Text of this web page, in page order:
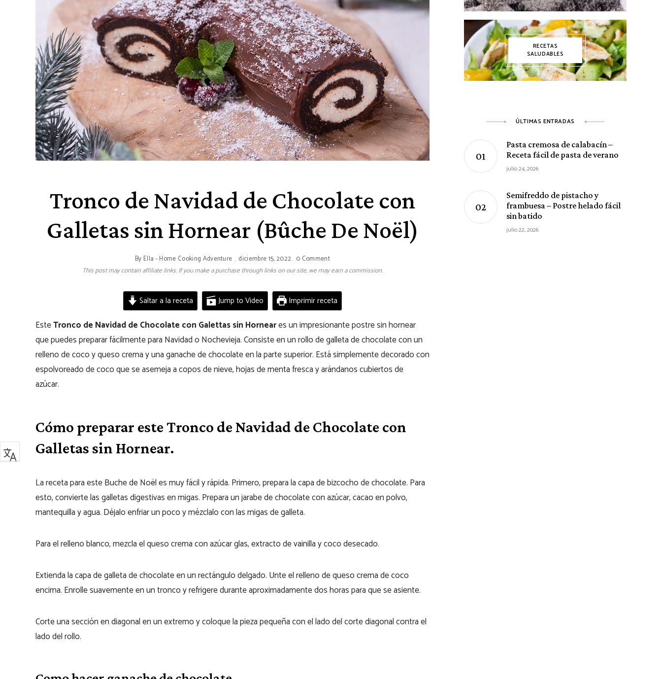
Tronco de Navidad de Chocolate con
Galletas sin Hornear (Bûche De Noël)
By Ella - Home Cooking Adventure diciembre 15, 2022 0 Comment
This post may contain affiliate links. If you make a purchase through links on our site, we may earn a commission.
Saltar a la receta Jump to Video Imprimir receta
EsteTronco de Navidad de Chocolate con Galettas sin Horneares un impresionante postre sin hornear
que puedes preparar fácilmente para Navidad o Nochevieja. Consiste en un rollo de galleta de chocolate con un
relleno de coco y queso crema y una ganache de chocolate en la parte superior. Está simplemente decorado con
espolvoreado de coco que se asemeja a copos de nieve, hojas de menta fresca y arándanos cubiertos de
azúcar.
Cómo preparar este Tronco de Navidad de Chocolate con
Galletas sin Hornear.
La receta para este Buche de Noël es muy fácil y rápida. Primero, prepara la capa de bizcocho de chocolate. Para
esto, convierte las galletas digestivas en migas. Prepara un jarabe de chocolate con azúcar, cacao en polvo,
mantequilla y agua. Déjalo enfriar un poco y mézclalo con las migas de galleta.
Para el relleno blanco, mezcla el queso crema con azúcar glas, extracto de vainilla y coco desecado.
Extienda la capa de galleta de chocolate en un rectángulo delgado. Unte el relleno de queso crema de coco
encima. Enrolle suavemente en un tronco y refrigere durante aproximadamente dos horas para que se asiente.
Corte una sección en diagonal en un extremo y coloque la pieza pequeña con el lado del corte diagonal contra el
lado del rollo.
RECETAS
SALUDABLES
ÚLTIMAS ENTRADAS
Pasta cremosa de calabacín –
Receta fácil de pasta de verano
julio 24, 2026
Semifreddo de pistacho y
frambuesa – Postre helado fácil
sin batido
julio 22, 2026